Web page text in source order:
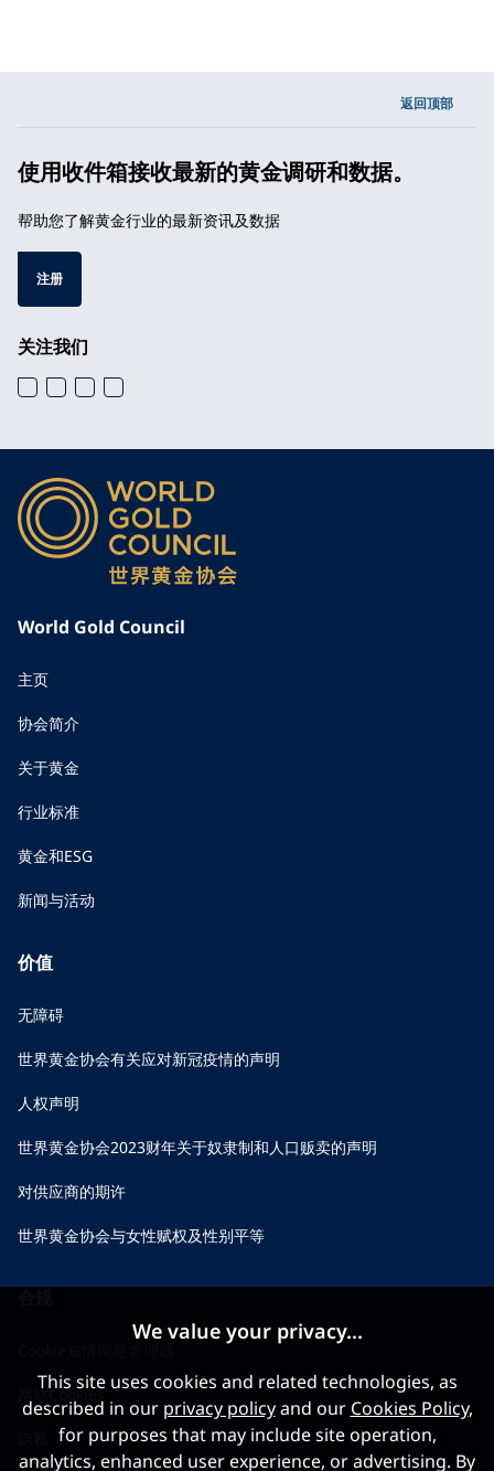
返回顶部
使用收件箱接收最新的黄金调研和数据。
帮助您了解黄金行业的最新资讯及数据
注册
关注我们
World Gold Council
主页
协会简介
关于黄金
行业标准
黄金和ESG
新闻与活动
价值
无障碍
世界黄金协会有关应对新冠疫情的声明
人权声明
世界黄金协会2023财年关于奴隶制和人口贩卖的声明
对供应商的期许
世界黄金协会与女性赋权及性别平等
网站Cookies
We value your privacy...
This site uses cookies and related technologies, as
described in our privacy policyand our Cookies Policy,
for purposes that may include site operation,
analytics, enhanced user experience, or advertising. By